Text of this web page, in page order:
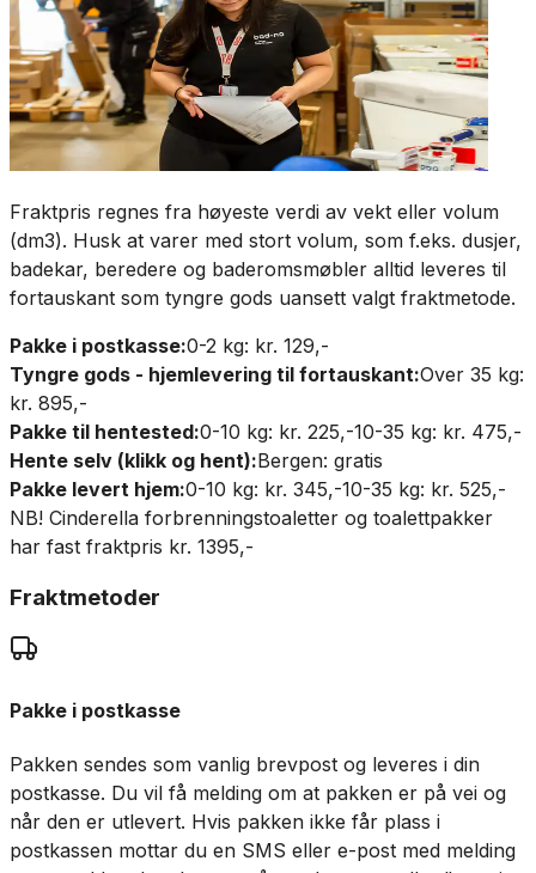
Fraktpris regnes fra høyeste verdi av vekt eller volum
(dm3). Husk at varer med stort volum, som f.eks. dusjer,
badekar, beredere og baderomsmøbler alltid leveres til
fortauskant som tyngre gods uansett valgt fraktmetode.
Pakke i postkasse:0-2 kg: kr. 129,-
Tyngre gods - hjemlevering til fortauskant:Over 35 kg:
kr. 895,-
Pakke til hentested:0-10 kg: kr. 225,-10-35 kg: kr. 475,-
Hente selv (klikk og hent):Bergen: gratis
Pakke levert hjem:0-10 kg: kr. 345,-10-35 kg: kr. 525,-
NB! Cinderella forbrenningstoaletter og toalettpakker
har fast fraktpris kr. 1395,-
Fraktmetoder
Pakke i postkasse
Pakken sendes som vanlig brevpost og leveres i din
postkasse. Du vil få melding om at pakken er på vei og
når den er utlevert. Hvis pakken ikke får plass i
postkassen mottar du en SMS eller e-post med melding